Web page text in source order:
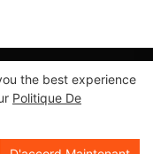
International China
confidentialité
the best experience
Politique De